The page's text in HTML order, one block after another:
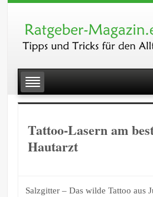
Tattoo-Lasern am
Hautarzt
Salzgitter – Das wilde Tattoo aus